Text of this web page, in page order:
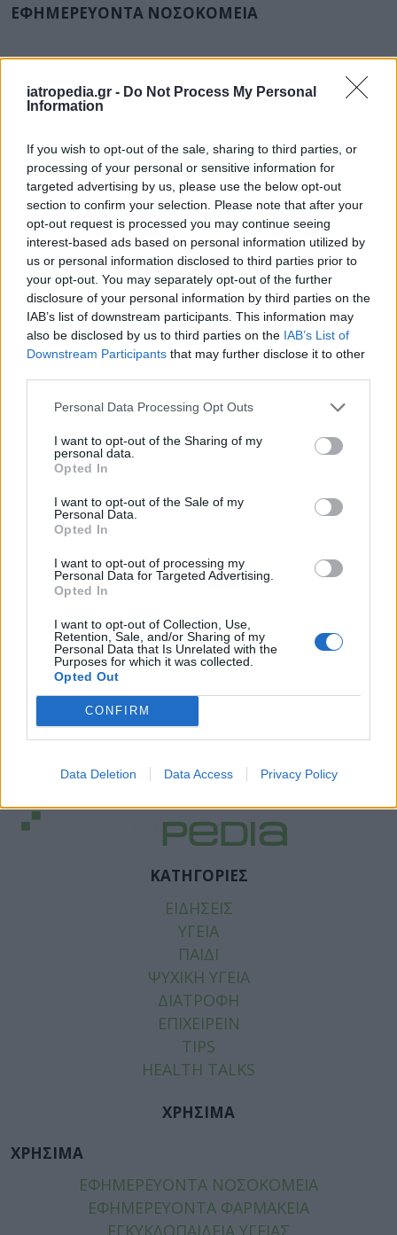
iatropedia.gr - Do Not Process My Personal
Information
If you wish to opt-out of the sale, sharing to third parties, or
processing of your personal or sensitive information for
targeted advertising by us, please use the below opt-out
section to confirm your selection. Please note that after your
opt-out request is processed you may continue seeing
interest-based ads based on personal information utilized by
us or personal information disclosed to third parties prior to
your opt-out. You may separately opt-out of the further
disclosure of your personal information by third parties on the
IAB’s list of downstream participants. This information may
also be disclosed by us to third parties on the IAB’s List of
Downstream Participants that may further disclose it to other
Personal Data Processing Opt Outs
I want to opt-out of the Sharing of my
personal data.
Opted In
I want to opt-out of the Sale of my
Personal Data.
Opted In
I want to opt-out of processing my
Personal Data for Targeted Advertising.
Opted In
I want to opt-out of Collection, Use,
Retention, Sale, and/or Sharing of my
Personal Data that Is Unrelated with the
Purposes for which it was collected.
Opted Out
CONFIRM
Data Deletion Data Access Privacy Policy
ΕΦΗΜΕΡΕΥΟΝΤΑ ΝΟΣΟΚΟΜΕΙΑ
ΚΑΤΗΓΟΡΙΕΣ
ΕΙΔΗΣΕΙΣ
ΥΓΕΙΑ
ΠΑΙΔΙ
ΨΥΧΙΚΗ ΥΓΕΙΑ
ΔΙΑΤΡΟΦΗ
ΕΠΙΧΕΙΡΕΙΝ
TIPS
HEALTH TALKS
ΧΡΗΣΙΜΑ
ΧΡΗΣΙΜΑ
ΕΦΗΜΕΡΕΥΟΝΤΑ ΝΟΣΟΚΟΜΕΙΑ
ΕΦΗΜΕΡΕΥΟΝΤΑ ΦΑΡΜΑΚΕΙΑ
ΕΓΚΥΚΛΟΠΑΙΔΕΙΑ ΥΓΕΙΑΣ